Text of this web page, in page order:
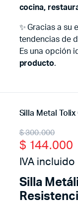
cocina,
✨ Gracias a
tendencias de
Es una opción
producto.
Silla Metal Tolix
$300.000
Original
price
was:
$ 300.000.
$ 144.000
Current
price
is:
$ 144.000.
IVA incluido
Silla